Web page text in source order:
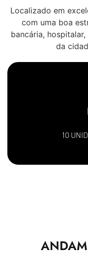
Localizado em
com uma boa
bancária,
da
10